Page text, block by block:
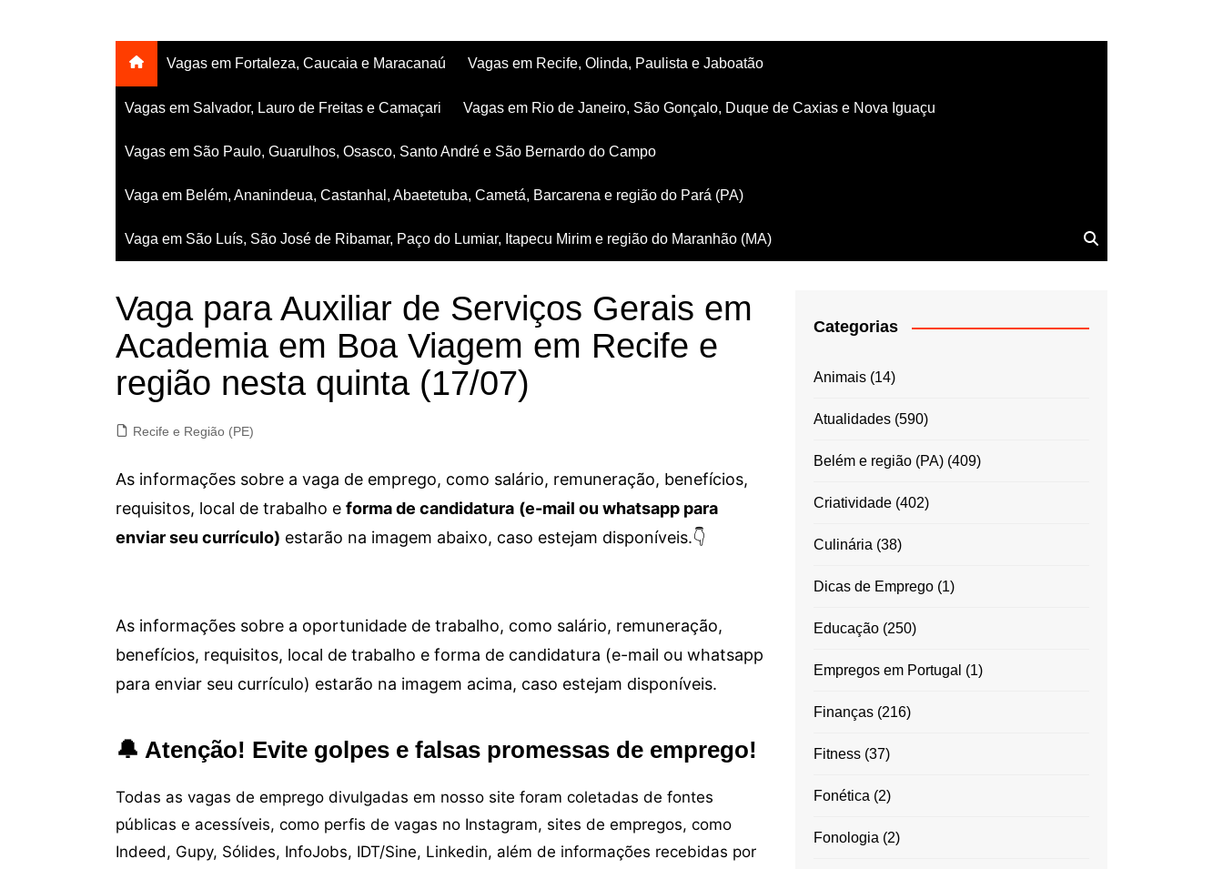
Vagas em Fortaleza, Caucaia e Maracanaú Vagas em Recife, Olinda, Paulista e Jaboatão
Vagas em Salvador, Lauro de Freitas e Camaçari Vagas em Rio de Janeiro, São Gonçalo, Duque de Caxias e Nova Iguaçu
Vagas em São Paulo, Guarulhos, Osasco, Santo André e São Bernardo do Campo
Vaga em Belém, Ananindeua, Castanhal, Abaetetuba, Cametá, Barcarena e região do Pará (PA)
Vaga em São Luís, São José de Ribamar, Paço do Lumiar, Itapecu Mirim e região do Maranhão (MA)
Vaga para Auxiliar de Serviços Gerais em
Academia em Boa Viagem em Recife e
região nesta quinta (17/07)
Recife e Região (PE)
As informações sobre a vaga de emprego, como salário, remuneração, benefícios,
requisitos, local de trabalho e forma de candidatura (e-mail ou whatsapp para
enviar seu currículo) estarão na imagem abaixo, caso estejam disponíveis.👇
As informações sobre a oportunidade de trabalho, como salário, remuneração,
benefícios, requisitos, local de trabalho e forma de candidatura (e-mail ou whatsapp
para enviar seu currículo) estarão na imagem acima, caso estejam disponíveis.
🔔 Atenção! Evite golpes e falsas promessas de emprego!
Todas as vagas de emprego divulgadas em nosso site foram coletadas de fontes
públicas e acessíveis, como perfis de vagas no Instagram, sites de empregos, como
Indeed, Gupy, Sólides, InfoJobs, IDT/Sine, Linkedin, além de informações recebidas por
Categorias
Animais(14)
Atualidades(590)
Belém e região (PA)(409)
Criatividade(402)
Culinária (38)
Dicas de Emprego(1)
Educação(250)
Empregos em Portugal (1)
Finanças(216)
Fitness(37)
Fonética (2)
Fonologia (2)